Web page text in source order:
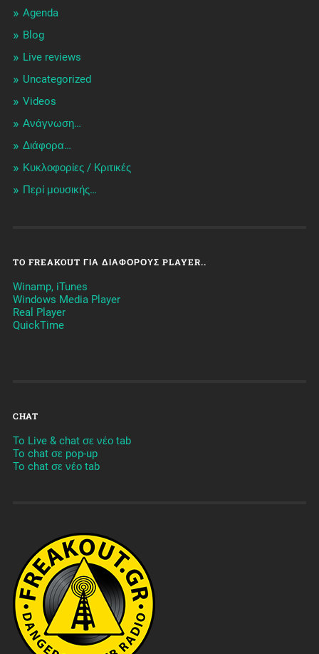
Agenda
Blog
Live reviews
Uncategorized
Videos
Ανάγνωση…
Διάφορα…
Κυκλοφορίες / Kριτικές
Περί μουσικής…
TO FREAKOUT ΓΙΑ ΔΙΆΦΟΡΟΥΣ PLAYER..
Winamp, iTunes
Windows Media Player
Real Player
QuickTime
CHAT
To Live & chat σε νέο tab
To chat σε pop-up
To chat σε νέο tab